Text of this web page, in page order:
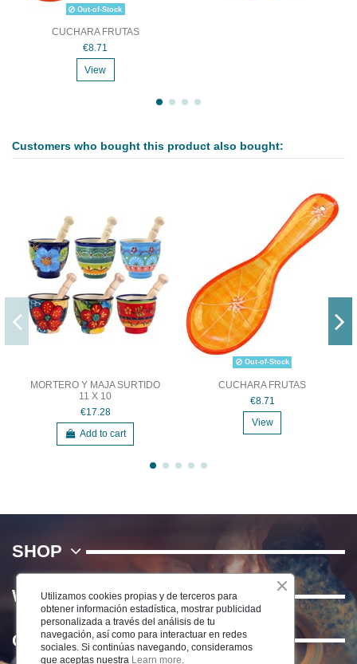
Out-of-Stock
CUCHARA FRUTAS
€8.71
View
Customers who bought this product also bought:
MORTERO Y MAJA SURTIDO
11 X 10
€17.28
Add to cart
Out-of-Stock
CUCHARA FRUTAS
€8.71
View
SHOP
WE
Contact us
Utilizamos cookies propias y de terceros para
obtener información estadística, mostrar publicidad
personalizada a través del análisis de tu
navegación, así como para interactuar en redes
sociales. Si continúas navegando, consideramos
que aceptas nuestra Learn more.